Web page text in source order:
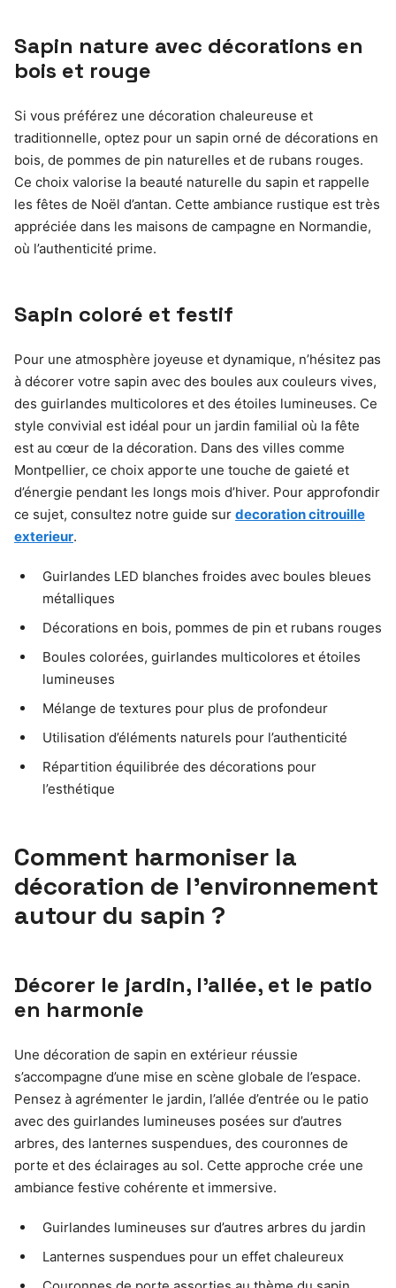
Sapin nature avec décorations en
bois et rouge
Si vous préférez une décoration chaleureuse et
traditionnelle, optez pour un sapin orné de décorations en
bois, de pommes de pin naturelles et de rubans rouges.
Ce choix valorise la beauté naturelle du sapin et rappelle
les fêtes de Noël d’antan. Cette ambiance rustique est très
appréciée dans les maisons de campagne en Normandie,
où l’authenticité prime.
Sapin coloré et festif
Pour une atmosphère joyeuse et dynamique, n’hésitez pas
à décorer votre sapin avec des boules aux couleurs vives,
des guirlandes multicolores et des étoiles lumineuses. Ce
style convivial est idéal pour un jardin familial où la fête
est au cœur de la décoration. Dans des villes comme
Montpellier, ce choix apporte une touche de gaieté et
d’énergie pendant les longs mois d’hiver. Pour approfondir
ce sujet, consultez notre guide sur decoration citrouille
exterieur.
Guirlandes LED blanches froides avec boules bleues
métalliques
Décorations en bois, pommes de pin et rubans rouges
Boules colorées, guirlandes multicolores et étoiles
lumineuses
Mélange de textures pour plus de profondeur
Utilisation d’éléments naturels pour l’authenticité
Répartition équilibrée des décorations pour
l’esthétique
Comment harmoniser la
décoration de l’environnement
autour du sapin ?
Décorer le jardin, l’allée, et le patio
en harmonie
Une décoration de sapin en extérieur réussie
s’accompagne d’une mise en scène globale de l’espace.
Pensez à agrémenter le jardin, l’allée d’entrée ou le patio
avec des guirlandes lumineuses posées sur d’autres
arbres, des lanternes suspendues, des couronnes de
porte et des éclairages au sol. Cette approche crée une
ambiance festive cohérente et immersive.
Guirlandes lumineuses sur d’autres arbres du jardin
Lanternes suspendues pour un effet chaleureux